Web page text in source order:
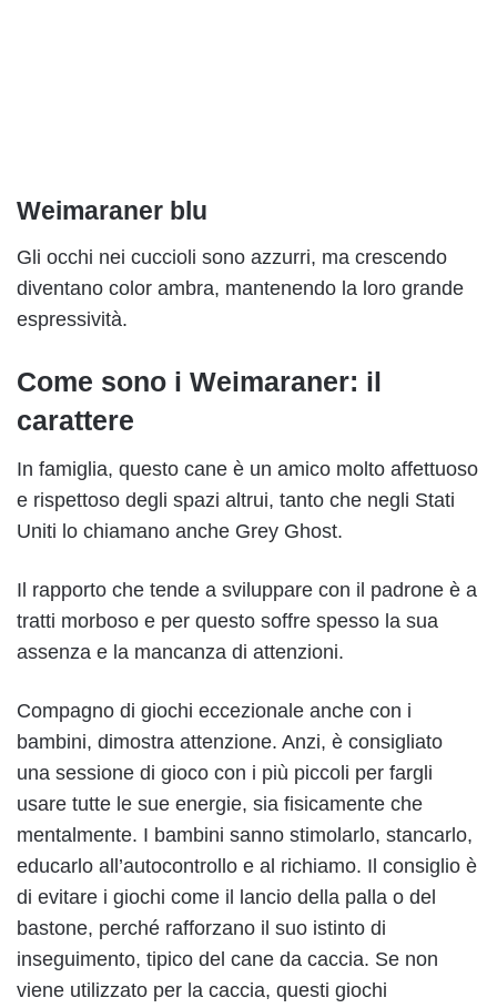
Weimaraner blu
Gli occhi nei cuccioli sono azzurri, ma crescendo
diventano color ambra, mantenendo la loro grande
espressività.
Come sono i Weimaraner: il
carattere
In famiglia, questo cane è un amico molto affettuoso
e rispettoso degli spazi altrui, tanto che negli Stati
Uniti lo chiamano anche Grey Ghost.
Il rapporto che tende a sviluppare con il padrone è a
tratti morboso e per questo soffre spesso la sua
assenza e la mancanza di attenzioni.
Compagno di giochi eccezionale anche con i
bambini, dimostra attenzione. Anzi, è consigliato
una sessione di gioco con i più piccoli per fargli
usare tutte le sue energie, sia fisicamente che
mentalmente. I bambini sanno stimolarlo, stancarlo,
educarlo all’autocontrollo e al richiamo. Il consiglio è
di evitare i giochi come il lancio della palla o del
bastone, perché rafforzano il suo istinto di
inseguimento, tipico del cane da caccia. Se non
viene utilizzato per la caccia, questi giochi